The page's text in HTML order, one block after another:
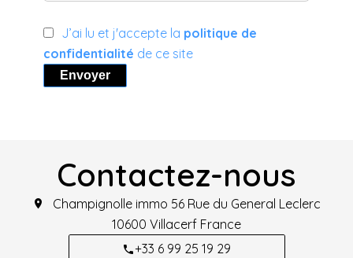
J’ai lu et j'accepte la politique de
confidentialité de ce site
Envoyer
Contactez-nous
Champignolle immo 56 Rue du General Leclerc
10600 Villacerf France
+33 6 99 25 19 29